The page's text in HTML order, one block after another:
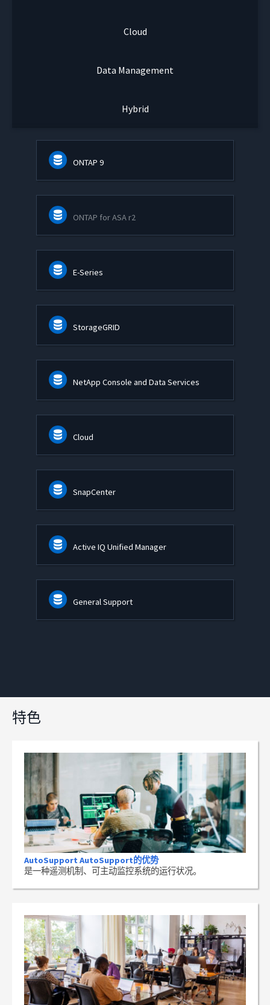
Cloud
Data Management
Hybrid
ONTAP 9
ONTAP for ASA r2
E-Series
StorageGRID
NetApp Console and Data Services
Cloud
SnapCenter
Active IQ Unified Manager
General Support
特色
AutoSupport AutoSupport的优势
是一种遥测机制、可主动监控系统的运行状况。